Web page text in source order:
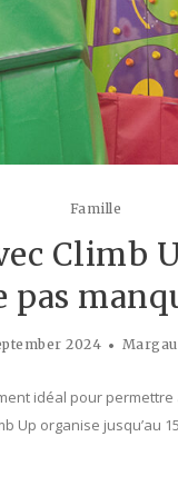
Famille
Climb
pas
2024
idéal pour
Up organise